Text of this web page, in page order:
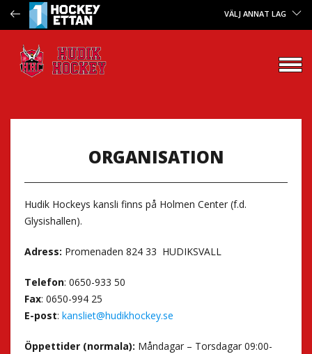
VÄLJ ANNAT LAG
ORGANISATION
Hudik Hockeys kansli finns på Holmen Center (f.d.
Glysishallen).
Adress: Promenaden 824 33 HUDIKSVALL
Telefon: 0650-933 50
Fax: 0650-994 25
E-post: kansliet@hudikhockey.se
Öppettider (normala): Måndagar – Torsdagar 09:00-